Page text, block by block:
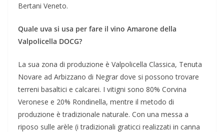
Bertani Veneto.
Quale uva si usa per fare il vino Amarone della
Valpolicella DOCG?
La sua zona di produzione è Valpolicella Classica, Tenuta
Novare ad Arbizzano di Negrar dove si possono trovare
terreni basaltici e calcarei. I vitigni sono 80% Corvina
Veronese e 20% Rondinella, mentre il metodo di
produzione è tradizionale naturale. Con una messa a
riposo sulle arèle (i tradizionali graticci realizzati in canna